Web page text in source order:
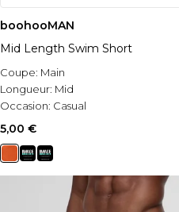
boohooMAN
Mid Length Swim Short
Coupe: Main
Longueur: Mid
Occasion: Casual
5,00 €